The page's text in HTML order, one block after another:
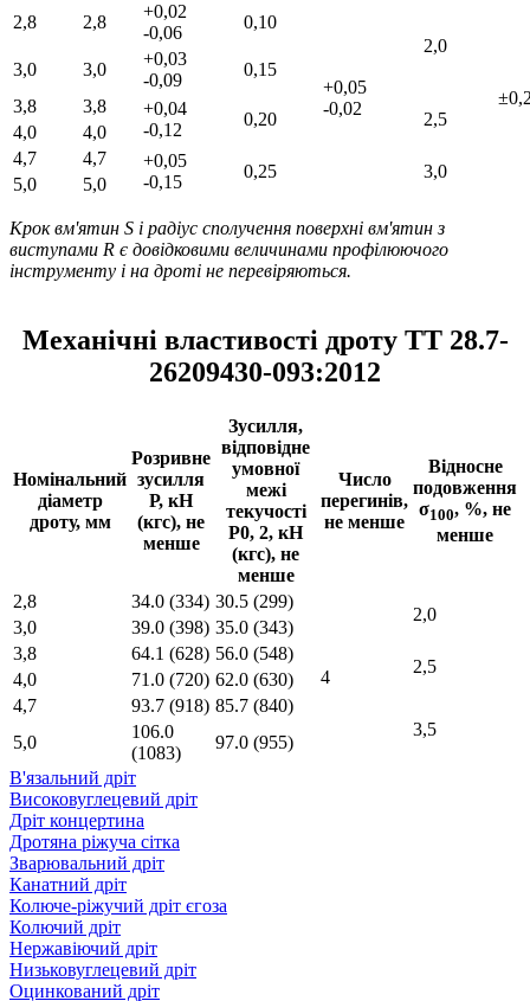
2,8 2,8
+0,02
-0,06
0,10
+0,05
-0,02
2,0
3,0 3,0
+0,03
-0,09
0,15
3,8
3,8
+0,04
-0,12
0,20 2,5
4,0
4,0
4,7
4,7
+0,05
-0,15
0,25 3,0
5,0 5,0
Крок вм'ятин S і радіус сполучення поверхні вм'ятин з
виступами R є довідковими величинами профілюючого
інструменту і на дроті не перевіряються.
Механічні властивості дроту ТТ 28.7-
26209430-093:2012
Номінальний
діаметр
дроту, мм
Розривне
зусилля
Р, кH
(кгс), не
менше
Зусилля,
відповідне
умовної
межі
текучості
Р0, 2, кH
(кгс), не
менше
Число
перегинів,
не менше
Відносне
подовження
σ100, %, не
менше
2,8 34.0 (334) 30.5 (299)
4
2,0
3,0 39.0 (398) 35.0 (343)
3,8
64.1 (628) 56.0 (548)
2,5
4,0 71.0 (720) 62.0 (630)
4,7
93.7 (918) 85.7 (840)
3,5
5,0
106.0
(1083)
97.0 (955)
В'язальний дріт
Високовуглецевий дріт
Дріт концертина
Дротяна ріжуча сітка
Зварювальний дріт
Канатний дріт
Колюче-ріжучий дріт єгоза
Колючий дріт
Нержавіючий дріт
Низьковуглецевий дріт
Оцинкований дріт